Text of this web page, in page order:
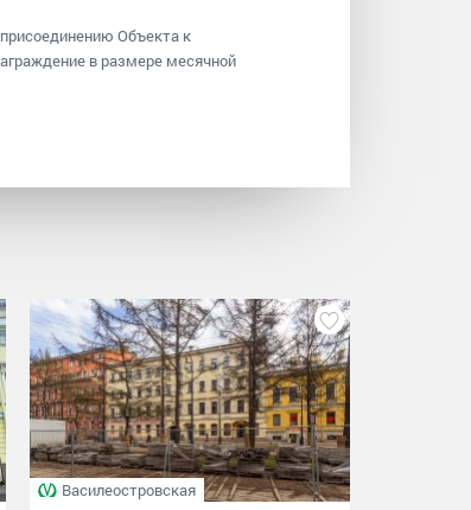
Объекта к
в размере месячной
Василеостровская